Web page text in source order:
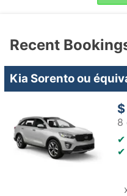
Recent
Kia Sorento ou
8
✔
✔